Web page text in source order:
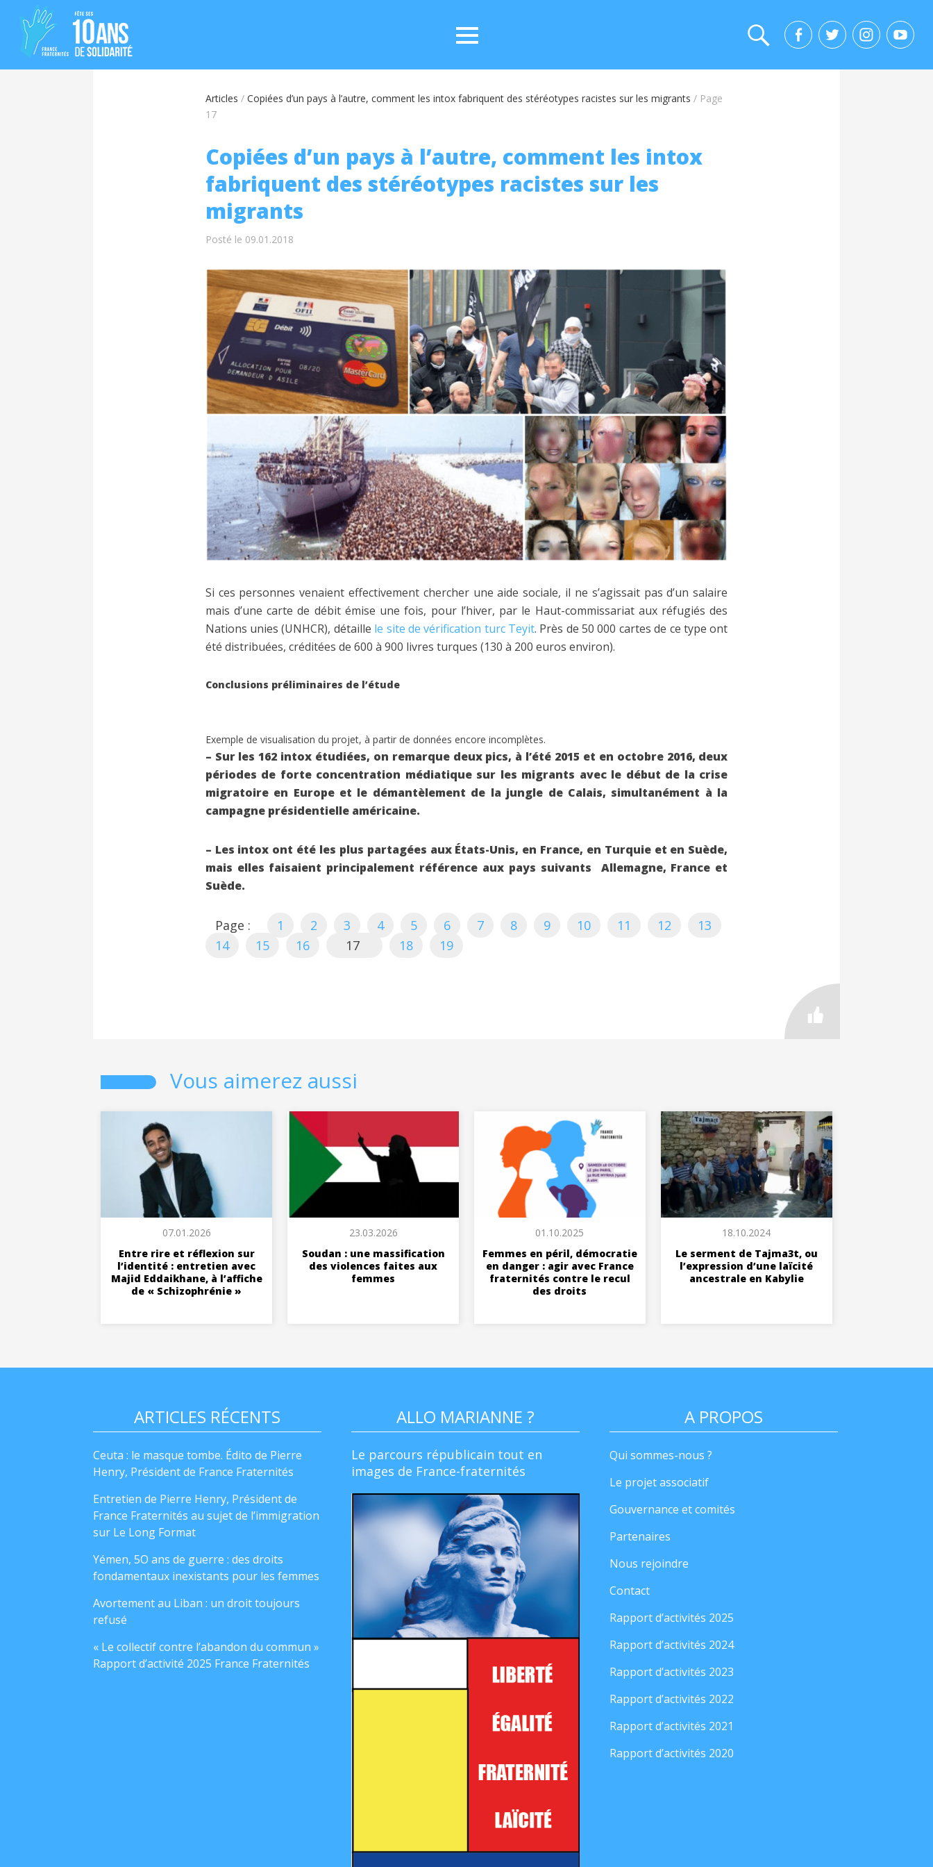
Articles / Copiées d’un pays à l’autre, comment les intox fabriquent des stéréotypes racistes sur les migrants / Page
17
Copiées d’un pays à l’autre, comment les intox
fabriquent des stéréotypes racistes sur les
migrants
Posté le 09.01.2018
Si ces personnes venaient effectivement chercher une aide sociale, il ne s’agissait pas d’un salaire
mais d’une carte de débit émise une fois, pour l’hiver, par le Haut-commissariat aux réfugiés des
Nations unies (UNHCR), détaille le site de vérification turc Teyit. Près de 50 000 cartes de ce type ont
été distribuées, créditées de 600 à 900 livres turques (130 à 200 euros environ).
Conclusions préliminaires de l’étude
Exemple de visualisation du projet, à partir de données encore incomplètes.
– Sur les 162 intox étudiées, on remarque deux pics, à l’été 2015 et en octobre 2016, deux
périodes de forte concentration médiatique sur les migrants avec le début de la crise
migratoire en Europe et le démantèlement de la jungle de Calais, simultanément à la
campagne présidentielle américaine.
– Les intox ont été les plus partagées aux États-Unis, en France, en Turquie et en Suède,
mais elles faisaient principalement référence aux pays suivants
Allemagne, France et
Suède.
Page : 1 2 3 4 5 6 7 8 9 10 11 12
13
14
15 16 17 18 19
Vous aimerez aussi
07.01.2026
Entre rire et réflexion sur
l’identité : entretien avec
Majid Eddaikhane, à l’affiche
de « Schizophrénie »
23.03.2026
Soudan : une massification
des violences faites aux
femmes
01.10.2025
Femmes en péril, démocratie
en danger : agir avec France
fraternités contre le recul
des droits
18.10.2024
Le serment de Tajma3t, ou
l’expression d’une laïcité
ancestrale en Kabylie
ARTICLES RÉCENTS
Ceuta : le masque tombe. Édito de Pierre
Henry, Président de France Fraternités
Entretien de Pierre Henry, Président de
France Fraternités au sujet de l’immigration
sur Le Long Format
Yémen, 5O ans de guerre : des droits
fondamentaux inexistants pour les femmes
Avortement au Liban : un droit toujours
refusé
« Le collectif contre l’abandon du commun »
Rapport d’activité 2025 France Fraternités
ALLO MARIANNE ?
Le parcours républicain tout en
images de France-fraternités
A PROPOS
Qui sommes-nous ?
Le projet associatif
Gouvernance et comités
Partenaires
Nous rejoindre
Contact
Rapport d’activités 2025
Rapport d’activités 2024
Rapport d’activités 2023
Rapport d’activités 2022
Rapport d’activités 2021
Rapport d’activités 2020